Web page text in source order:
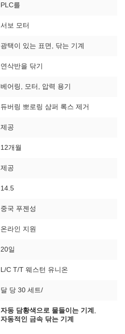
PLC를
서보 모터
광택이 있는 표면, 닦는 기계
연삭반을 닦기
베어링, 모터, 압력 용기
듀버링 뽀로링 샴퍼 록스 제거
제공
12개월
제공
14.5
중국 푸젠성
온라인 지원
20일
L/C T/T 웨스턴 유니온
달 당 30 세트/
자동 담황색으로 물들이는 기계
자동적인 금속 닦는 기계